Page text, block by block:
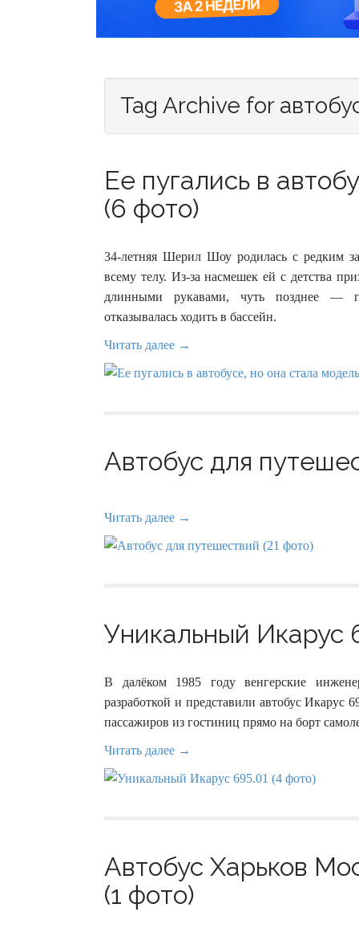
Tag Archive for
Ее пугались в
(6 фото)
34-летняя Шерил Шоу родилась с редким
всему телу. Из-за насмешек ей с детства
длинными рукавами, чуть позднее —
отказывалась ходить в бассейн.
Читать далее →
Автобус для
Читать далее →
Уникальный Икарус
В далёком 1985 году венгерские
разработкой и представили автобус Икарус
пассажиров из гостиниц прямо на борт
Читать далее →
Автобус Харьков
(1 фото)